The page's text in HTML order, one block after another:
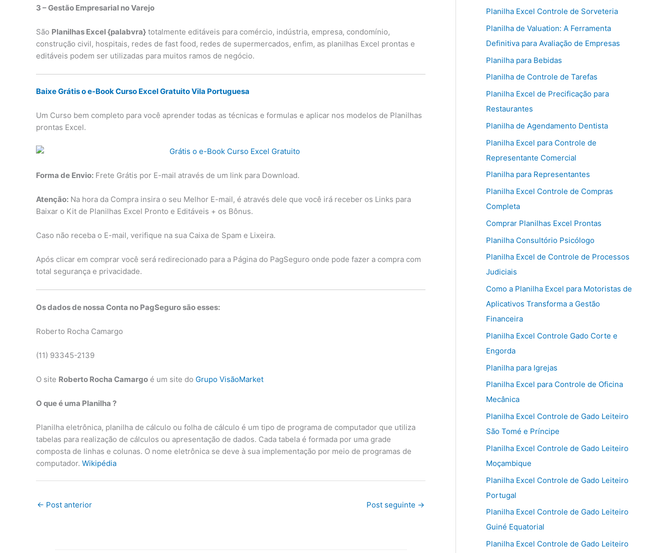
3 – Gestão Empresarial no Varejo
São Planilhas Excel {palabvra} totalmente editáveis para comércio, indústria, empresa, condomínio,
construção civil, hospitais, redes de fast food, redes de supermercados, enfim, as planilhas Excel prontas e
editáveis podem ser utilizadas para muitos ramos de negócio.
Baixe Grátis o e-Book Curso Excel Gratuito Vila Portuguesa
Um Curso bem completo para você aprender todas as técnicas e formulas e aplicar nos modelos de Planilhas
prontas Excel.
Forma de Envio: Frete Grátis por E-mail através de um link para Download.
Atenção: Na hora da Compra insira o seu Melhor E-mail, é através dele que você irá receber os Links para
Baixar o Kit de Planilhas Excel Pronto e Editáveis + os Bônus.
Caso não receba o E-mail, verifique na sua Caixa de Spam e Lixeira.
Após clicar em comprar você será redirecionado para a Página do PagSeguro onde pode fazer a compra com
total segurança e privacidade.
Os dados de nossa Conta no PagSeguro são esses:
Roberto Rocha Camargo
(11) 93345-2139
O site Roberto Rocha Camargo é um site do Grupo VisãoMarket
O que é uma Planilha ?
Planilha eletrônica, planilha de cálculo ou folha de cálculo é um tipo de programa de computador que utiliza
tabelas para realização de cálculos ou apresentação de dados. Cada tabela é formada por uma grade
composta de linhas e colunas. O nome eletrônica se deve à sua implementação por meio de programas de
computador. Wikipédia
← Post anterior Post seguinte →
Planilha Excel Controle de Sorveteria
Planilha de Valuation: A Ferramenta
Definitiva para Avaliação de Empresas
Planilha para Bebidas
Planilha de Controle de Tarefas
Planilha Excel de Precificação para
Restaurantes
Planilha de Agendamento Dentista
Planilha Excel para Controle de
Representante Comercial
Planilha para Representantes
Planilha Excel Controle de Compras
Completa
Comprar Planilhas Excel Prontas
Planilha Consultório Psicólogo
Planilha Excel de Controle de Processos
Judiciais
Como a Planilha Excel para Motoristas de
Aplicativos Transforma a Gestão
Financeira
Planilha Excel Controle Gado Corte e
Engorda
Planilha para Igrejas
Planilha Excel para Controle de Oficina
Mecânica
Planilha Excel Controle de Gado Leiteiro
São Tomé e Príncipe
Planilha Excel Controle de Gado Leiteiro
Moçambique
Planilha Excel Controle de Gado Leiteiro
Portugal
Planilha Excel Controle de Gado Leiteiro
Guiné Equatorial
Planilha Excel Controle de Gado Leiteiro